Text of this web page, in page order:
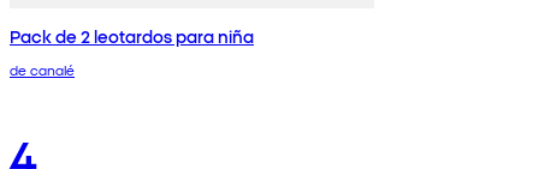
Pack de 2 leotardos para niña
de canalé
4